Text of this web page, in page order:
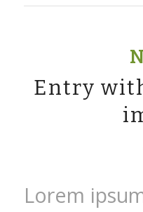
Entry
Lorem